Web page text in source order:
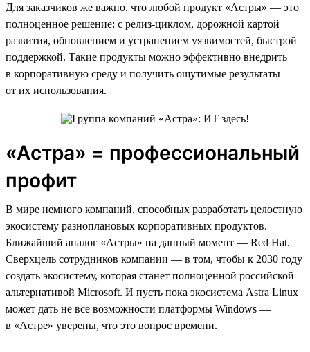
Для заказчиков же важно, что любой продукт «Астры» — это
полноценное решение: с релиз-циклом, дорожной картой
развития, обновлением и устранением уязвимостей, быстрой
поддержкой. Такие продукты можно эффективно внедрить
в корпоративную среду и получить ощутимые результаты
от их использования.
«Астра» = профессиональный
профит
В мире немного компаний, способных разработать целостную
экосистему разноплановых корпоративных продуктов.
Ближайший аналог «Астры» на данный момент — Red Hat.
Сверхцель сотрудников компании — в том, чтобы к 2030 году
создать экосистему, которая станет полноценной российской
альтернативой Microsoft. И пусть пока экосистема Astra Linux
может дать не все возможности платформы Windows —
в «Астре» уверены, что это вопрос времени.